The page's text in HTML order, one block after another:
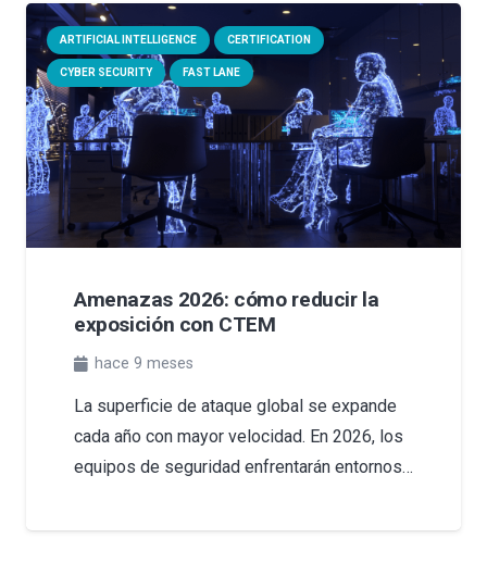
ARTIFICIAL INTELLIGENCE CERTIFICATION
CYBER SECURITY FAST LANE
Amenazas 2026: cómo reducir la
exposición con CTEM
hace 9 meses
La superficie de ataque global se expande
cada año con mayor velocidad. En 2026, los
equipos de seguridad enfrentarán entornos…